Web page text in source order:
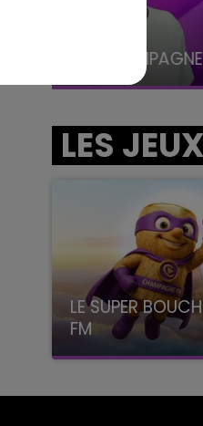
LE WEEK-END
LES JEUX
LE SUPER
FM
avec La Famille